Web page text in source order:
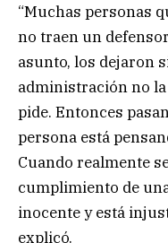
“Muchas personas
no traen un
asunto, los dejaron
administración no la
pide. Entonces
persona está
Cuando realmente
cumplimiento de
inocente y está
explicó.